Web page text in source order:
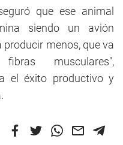
que ese animal
siendo un avión
menos, que va
musculares",
el éxito productivo y